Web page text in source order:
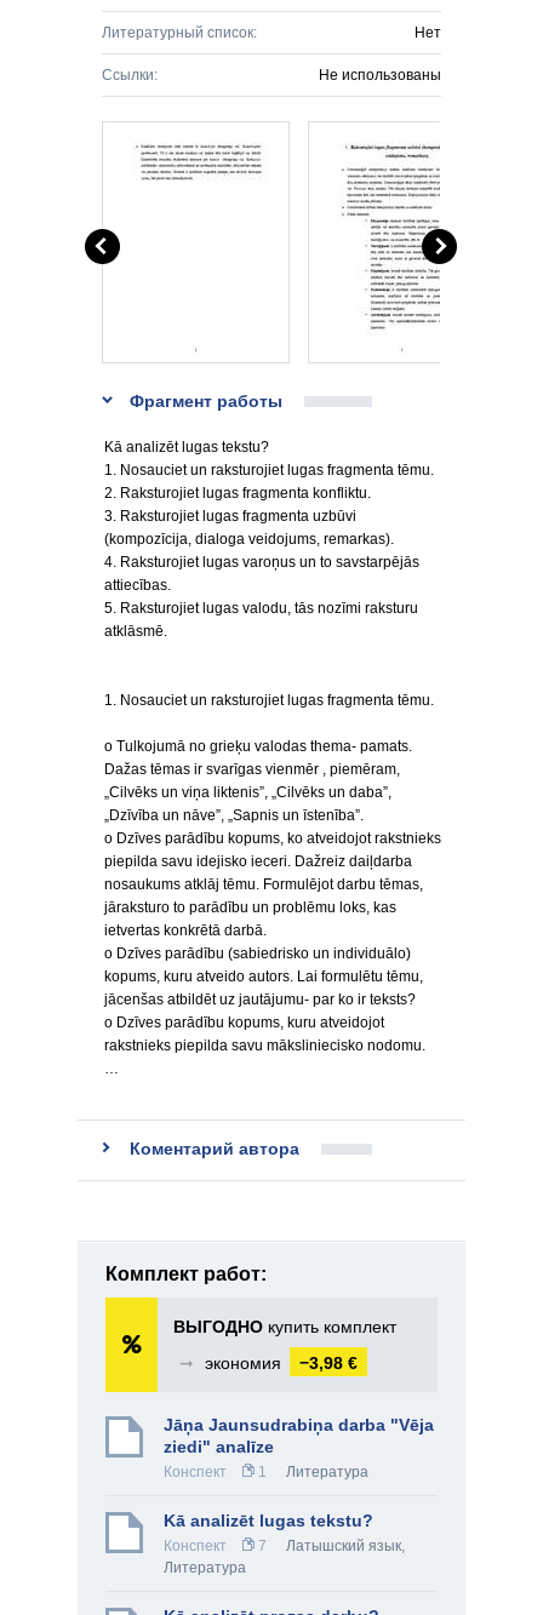
Литературный список: Нет
Ссылки: Не использованы
Фрагмент работы
Kā analizēt lugas tekstu?
1. Nosauciet un raksturojiet lugas fragmenta tēmu.
2. Raksturojiet lugas fragmenta konfliktu.
3. Raksturojiet lugas fragmenta uzbūvi
(kompozīcija, dialoga veidojums, remarkas).
4. Raksturojiet lugas varoņus un to savstarpējās
attiecības.
5. Raksturojiet lugas valodu, tās nozīmi raksturu
atklāsmē.
1. Nosauciet un raksturojiet lugas fragmenta tēmu.
o Tulkojumā no grieķu valodas thema- pamats.
Dažas tēmas ir svarīgas vienmēr , piemēram,
„Cilvēks un viņa liktenis”, „Cilvēks un daba”,
„Dzīvība un nāve”, „Sapnis un īstenība”.
o Dzīves parādību kopums, ko atveidojot rakstnieks
piepilda savu idejisko ieceri. Dažreiz daiļdarba
nosaukums atklāj tēmu. Formulējot darbu tēmas,
jāraksturo to parādību un problēmu loks, kas
ietvertas konkrētā darbā.
o Dzīves parādību (sabiedrisko un individuālo)
kopums, kuru atveido autors. Lai formulētu tēmu,
jācenšas atbildēt uz jautājumu- par ko ir teksts?
o Dzīves parādību kopums, kuru atveidojot
rakstnieks piepilda savu māksliniecisko nodomu.
…
Коментарий автора
Комплект работ:
ВЫГОДНО купить комплект
➞
экономия −3,98 €
Jāņa Jaunsudrabiņa darba "Vēja
ziedi" analīze
Конспект 1 Литература
Kā analizēt lugas tekstu?
Конспект 7 Латышский язык,
Литература